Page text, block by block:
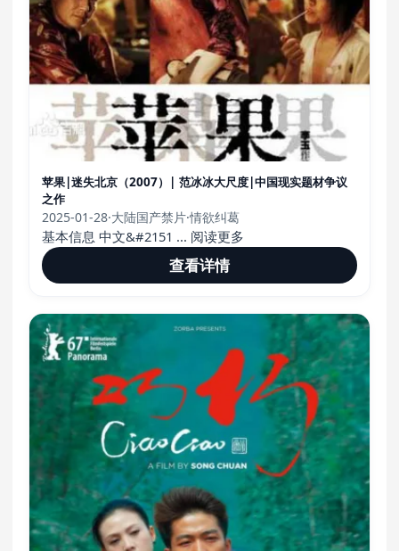
苹果|迷失北京（2007）| 范冰冰大尺度|中国现实题材争议
之作
2025-01-28·大陆国产禁片·情欲纠葛
基本信息 中文&#2151 ... 阅读更多
查看详情